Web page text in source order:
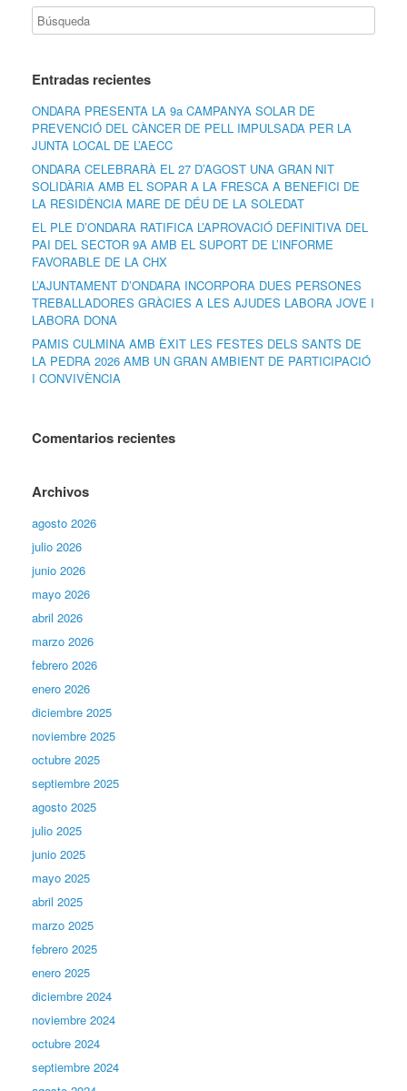
Entradas recientes
ONDARA PRESENTA LA 9a CAMPANYA SOLAR DE
PREVENCIÓ DEL CÀNCER DE PELL IMPULSADA PER LA
JUNTA LOCAL DE L’AECC
ONDARA CELEBRARÀ EL 27 D’AGOST UNA GRAN NIT
SOLIDÀRIA AMB EL SOPAR A LA FRESCA A BENEFICI DE
LA RESIDÈNCIA MARE DE DÉU DE LA SOLEDAT
EL PLE D’ONDARA RATIFICA L’APROVACIÓ DEFINITIVA DEL
PAI DEL SECTOR 9A AMB EL SUPORT DE L’INFORME
FAVORABLE DE LA CHX
L’AJUNTAMENT D’ONDARA INCORPORA DUES PERSONES
TREBALLADORES GRÀCIES A LES AJUDES LABORA JOVE I
LABORA DONA
PAMIS CULMINA AMB ÈXIT LES FESTES DELS SANTS DE
LA PEDRA 2026 AMB UN GRAN AMBIENT DE PARTICIPACIÓ
I CONVIVÈNCIA
Comentarios recientes
Archivos
agosto 2026
julio 2026
junio 2026
mayo 2026
abril 2026
marzo 2026
febrero 2026
enero 2026
diciembre 2025
noviembre 2025
octubre 2025
septiembre 2025
agosto 2025
julio 2025
junio 2025
mayo 2025
abril 2025
marzo 2025
febrero 2025
enero 2025
diciembre 2024
noviembre 2024
octubre 2024
septiembre 2024